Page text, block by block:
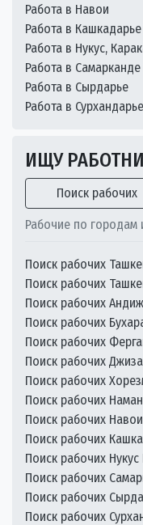
Работа в Навои
Работа в Кашкадарье
Работа в Нукус,
Работа в Самарканде
Работа в Сырдарье
Работа в Сурхандарье
ИЩУ
Поиск рабочих
Рабочие по городам
Поиск рабочих
Поиск рабочих
Поиск рабочих
Поиск рабочих
Поиск рабочих
Поиск рабочих
Поиск рабочих
Поиск рабочих
Поиск рабочих Навои
Поиск рабочих
Поиск рабочих Нукус
Поиск рабочих
Поиск рабочих
Поиск рабочих